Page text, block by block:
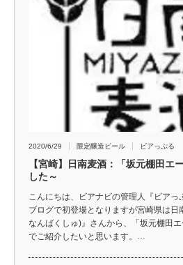
2020/6/29 限定醸造ビール ビアっぷる
【宮崎】日南麦酒：「坂元棚田エ
した～
こんにちは、ビアナビの管理人『ビアっ
ブログで初登場となりますが宮崎県は日
なんばくしゅ)』さんから、「坂元棚田
でご紹介したいと思います。…